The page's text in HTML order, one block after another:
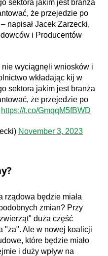
sektora jakim jest branża
że przejedzie po
napisał Jacek Zarzecki,
i Producentów
wyciągnęli wniosków i
wkładając kij w
sektora jakim jest branża
że przejedzie po
https://t.co/GmqqM5fBWD
November 3, 2023
będzie miała
zmian? Przy
duża część
"za". Ale w nowej koalicji
które będzie miało
i duży wpływ na